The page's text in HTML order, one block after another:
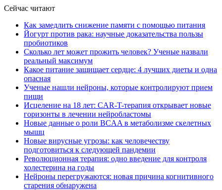
Сейчас читают
Как замедлить снижение памяти с помощью питания
Йогурт против рака: научные доказательства пользы
пробиотиков
Сколько лет может прожить человек? Ученые назвали
реальный максимум
Какое питание защищает сердце: 4 лучших диеты и одна
опасная
Ученые нашли нейроны, которые контролируют прием
пищи
Исцеление на 18 лет: CAR-T-терапия открывает новые
горизонты в лечении нейробластомы
Новые данные о роли BCAA в метаболизме скелетных
мышц
Новые вирусные угрозы: как человечеству
подготовиться к следующей пандемии
Революционная терапия: одно введение для контроля
холестерина на годы
Нейроны перегружаются: новая причина когнитивного
старения обнаружена